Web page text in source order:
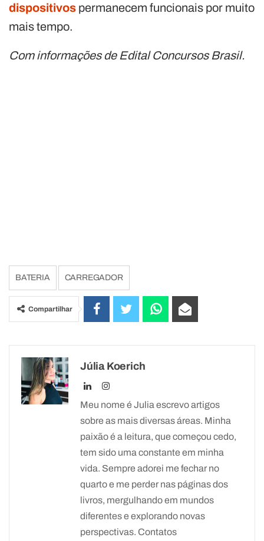
dispositivos permanecem funcionais por muito
mais tempo.
Com informações de Edital Concursos Brasil.
BATERIA CARREGADOR
Compartilhar
Júlia Koerich
Meu nome é Julia escrevo artigos
sobre as mais diversas áreas. Minha
paixão é a leitura, que começou cedo,
tem sido uma constante em minha
vida. Sempre adorei me fechar no
quarto e me perder nas páginas dos
livros, mergulhando em mundos
diferentes e explorando novas
perspectivas. Contatos